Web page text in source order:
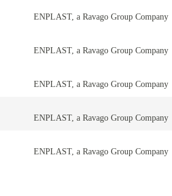
ENPLAST, a Ravago Group Company
ENPLAST, a Ravago Group Company
ENPLAST, a Ravago Group Company
ENPLAST, a Ravago Group Company
ENPLAST, a Ravago Group Company